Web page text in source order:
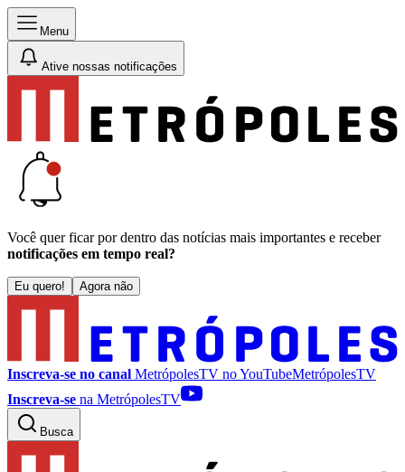
Menu
Ative nossas notificações
Você quer ficar por dentro das notícias mais importantes e receber
notificações em tempo real?
Eu quero! Agora não
Inscreva-se no canal MetrópolesTV noYouTubeMetrópolesTV
Inscreva-se na MetrópolesTV
Busca